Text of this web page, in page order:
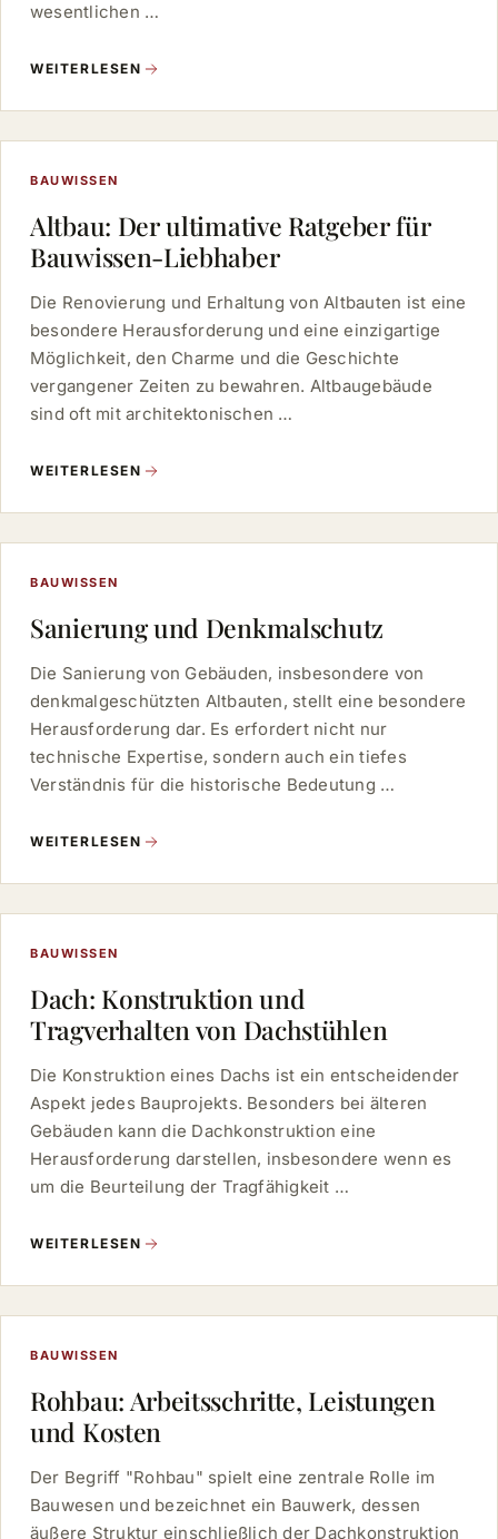
wesentlichen …
WEITERLESEN
BAUWISSEN
Altbau: Der ultimative Ratgeber für
Bauwissen-Liebhaber
Die Renovierung und Erhaltung von Altbauten ist eine
besondere Herausforderung und eine einzigartige
Möglichkeit, den Charme und die Geschichte
vergangener Zeiten zu bewahren. Altbaugebäude
sind oft mit architektonischen …
WEITERLESEN
BAUWISSEN
Sanierung und Denkmalschutz
Die Sanierung von Gebäuden, insbesondere von
denkmalgeschützten Altbauten, stellt eine besondere
Herausforderung dar. Es erfordert nicht nur
technische Expertise, sondern auch ein tiefes
Verständnis für die historische Bedeutung …
WEITERLESEN
BAUWISSEN
Dach: Konstruktion und
Tragverhalten von Dachstühlen
Die Konstruktion eines Dachs ist ein entscheidender
Aspekt jedes Bauprojekts. Besonders bei älteren
Gebäuden kann die Dachkonstruktion eine
Herausforderung darstellen, insbesondere wenn es
um die Beurteilung der Tragfähigkeit …
WEITERLESEN
BAUWISSEN
Rohbau: Arbeitsschritte, Leistungen
und Kosten
Der Begriff "Rohbau" spielt eine zentrale Rolle im
Bauwesen und bezeichnet ein Bauwerk, dessen
äußere Struktur einschließlich der Dachkonstruktion